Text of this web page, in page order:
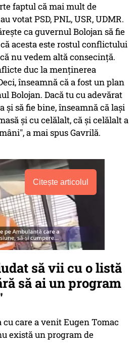
faptul că mai mult de
votat PSD, PNL, USR, UDMR.
ca guvernul Bolojan să fie
acesta este rostul conflictului
nu vedem altă consecinţă.
duc la menţinerea
înseamnă că a fost un plan
Bolojan. Dacă tu cu adevărat
şi să fie bine, înseamnă că laşi
şi cu celălalt, că şi celălalt a
a mai spus Gavrilă.
Citește articolul
să vii cu o listă
să ai un program
care a venit Eugen Tomac
există un program de